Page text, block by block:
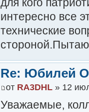
интересно все
технические
Re: Юбилей
от RA3DHL» 12
Уважаемые,